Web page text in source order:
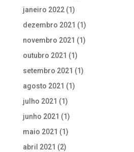
janeiro 2022(1)
dezembro 2021 (1)
novembro 2021 (1)
outubro 2021 (1)
setembro 2021 (1)
agosto 2021 (1)
julho 2021 (1)
junho 2021 (1)
maio 2021 (1)
abril 2021 (2)